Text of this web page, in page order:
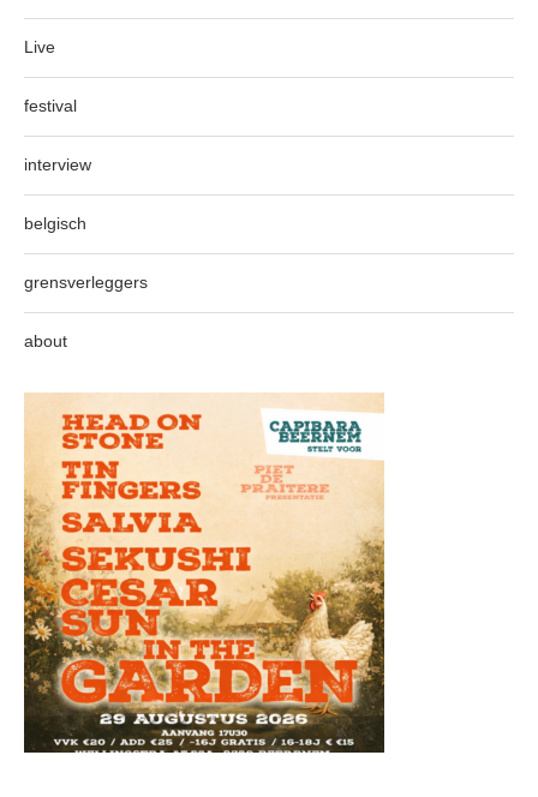
Live
festival
interview
belgisch
grensverleggers
about